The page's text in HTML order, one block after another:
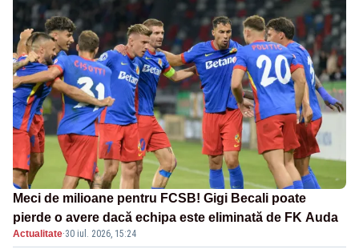
Meci de milioane pentru FCSB! Gigi Becali poate
pierde o avere dacă echipa este eliminată de FK Auda
Actualitate·30 iul. 2026, 15:24